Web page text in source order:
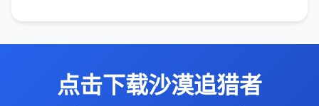
点击下载沙漠追猎者